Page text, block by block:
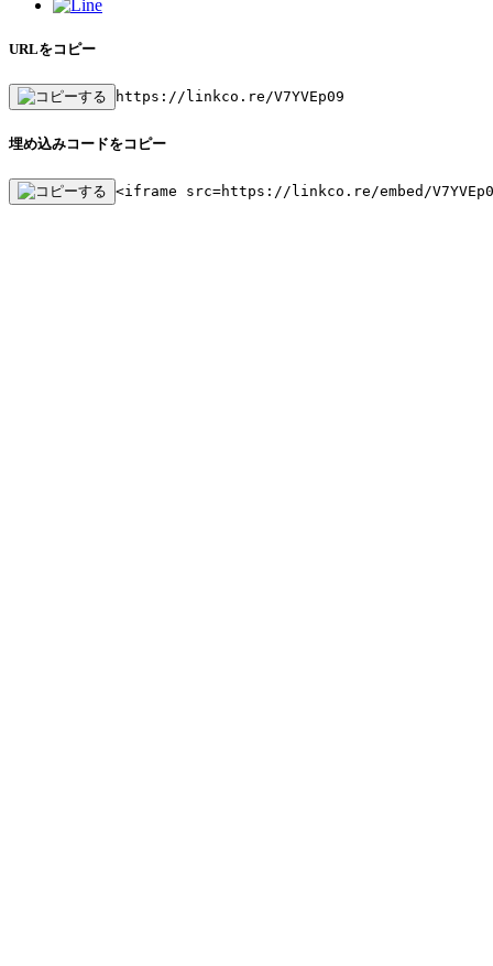
URLをコピー
https://linkco.re/V7YVEp09
埋め込みコードをコピー
<iframe src=https://linkco.re/embed/